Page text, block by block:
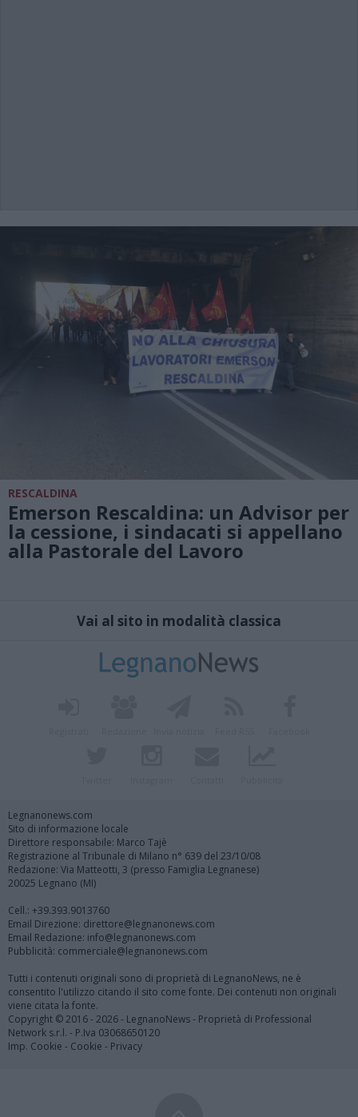
RESCALDINA
Emerson Rescaldina: un Advisor per
la cessione, i sindacati si appellano
alla Pastorale del Lavoro
Vai al sito in modalità classica
Legnanonews.com
Sito di informazione locale
Direttore responsabile: Marco Tajè
Registrazione al Tribunale di Milano n° 639 del 23/10/08
Redazione: Via Matteotti, 3 (presso Famiglia Legnanese)
20025 Legnano (MI)
Cell.: +39.393.9013760
Email Direzione: direttore@legnanonews.com
Email Redazione: info@legnanonews.com
Pubblicità: commerciale@legnanonews.com
Tutti i contenuti originali sono di proprietà di LegnanoNews, ne è
consentito l'utilizzo citando il sito come fonte. Dei contenuti non originali
viene citata la fonte.
Copyright © 2016 - 2026 - LegnanoNews - Proprietà di Professional
Network s.r.l. - P.Iva 03068650120
Imp. Cookie - Cookie - Privacy